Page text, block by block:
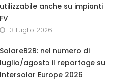
utilizzabile anche su impianti
FV
13 Luglio 2026
SolareB2B: nel numero di
luglio/agosto il reportage su
Intersolar Europe 2026